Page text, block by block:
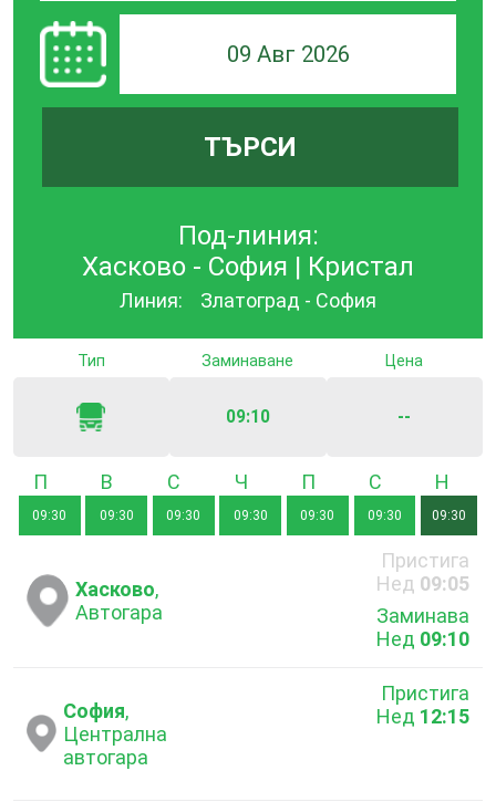
09 Авг 2026
ТЪРСИ
Под-линия:
Хасково - София | Кристал
Линия: Златоград - София
Тип Заминаване
09:10
Цена
--
Понеделник
09:30
Вторник
09:30 09:30
Четвъртък
09:30 09:30
Събота
09:30 09:30
Хасково,
Автогара
Пристига
Нед 09:05
Заминава
Нед 09:10
София,
Централна
автогара
Пристига
Нед 12:15